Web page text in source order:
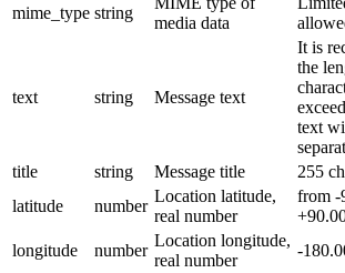
mime_type string
media data
text string Message text
It is
the
text
title
string Message title
255
latitude
number
Location latitude,
real number
from -
longitude
number
Location longitude,
real number
-